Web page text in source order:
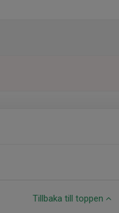
Tillbaka till toppen